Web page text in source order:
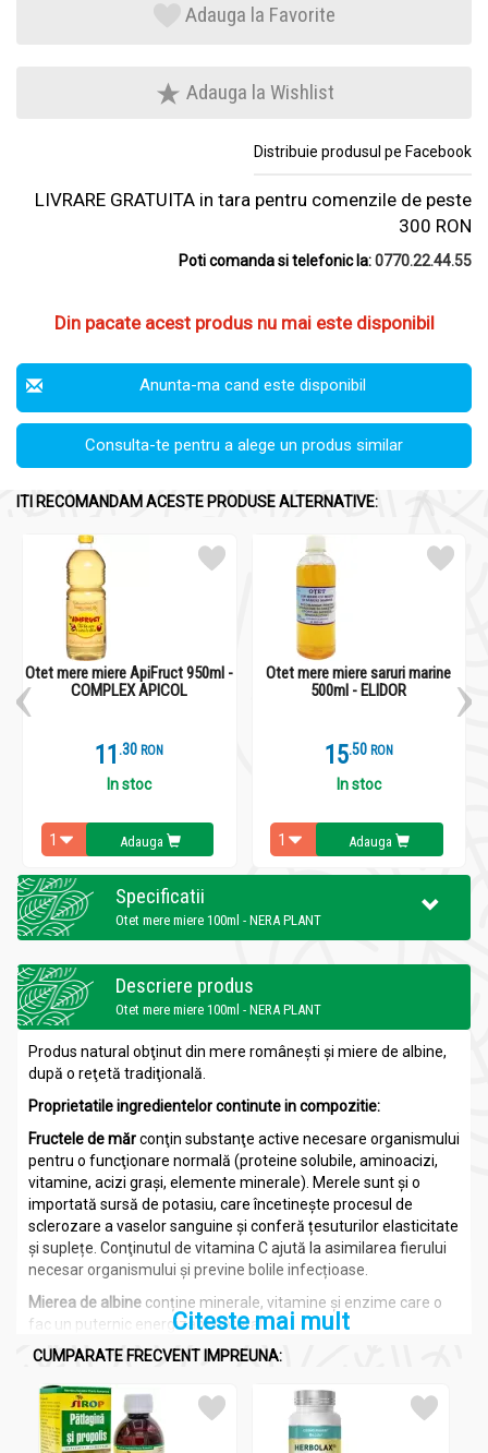
Adauga la Favorite
Adauga la Wishlist
Distribuie produsul pe Facebook
LIVRARE GRATUITA in tara pentru comenzile de peste
300 RON
Poti comanda si telefonic la:0770.22.44.55
Din pacate acest produs nu mai este disponibil
Anunta-ma cand este disponibil
Consulta-te pentru a alege un produs similar
ITI RECOMANDAM ACESTE PRODUSE ALTERNATIVE:
Otet mere miere ApiFruct 950ml -
COMPLEX APICOL
11 .3 RON
In stoc
Adauga
Otet mere miere saruri marine
500ml - ELIDOR
15.5 RON
In stoc
Adauga
Specificatii
Otet mere miere 100ml - NERA PLANT
Descriere produs
Otet mere miere 100ml - NERA PLANT
Produs natural obţinut din mere româneşti şi miere de albine,
după o reţetă tradiţională.
Proprietatileingredientelor continute in compozitie:
Fructele de mărconţin substanţe active necesare organismului
pentru o funcţionare normală (proteine solubile, aminoacizi,
vitamine, acizi graşi, elemente minerale). Merele sunt şi o
importată sursă de potasiu, care încetinește procesul de
sclerozare a vaselor sanguine și conferă țesuturilor elasticitate
și suplețe. Conţinutul de vitamina C ajută la asimilarea fierului
necesar organismului și previne bolile infecțioase.
Mierea de albine conține minerale, vitamine și enzime care o
fac un puternic energizant natural.
Zahăruleste elementul necesar fermentaţiei alcoolice, prima
Drojdia de beremărește rezistenţa la oboseală, favorizând
travaliul muscular, şi ușurează eliminarea de toxine şi deșeuri
Citeste mai mult
CUMPARATE FRECVENT IMPREUNA: